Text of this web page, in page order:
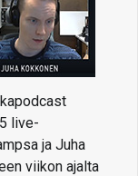
live-
ja Juha
viikon ajalta